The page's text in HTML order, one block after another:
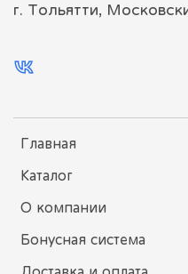
Главная
Каталог
О компании
Бонусная система
г. Тольятти,